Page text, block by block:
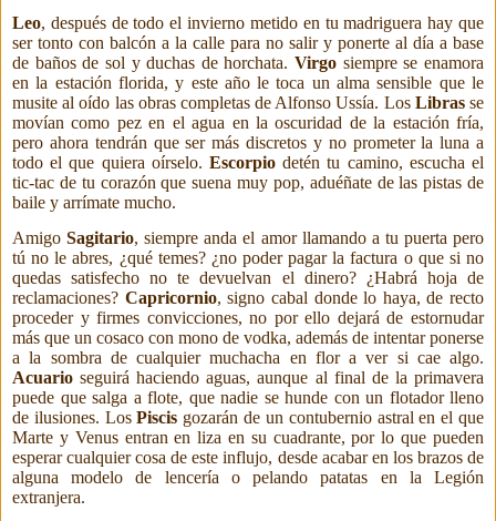
Leo, después de todo el invierno metido en tu madriguera hay que
ser tonto con balcón a la calle para no salir y ponerte al día a base
de baños de sol y duchas de horchata. Virgo siempre se enamora
en la estación florida, y este año le toca un alma sensible que le
musite al oído las obras completas de Alfonso Ussía. Los Librasse
movían como pez en el agua en la oscuridad de la estación fría,
pero ahora tendrán que ser más discretos y no prometer la luna a
todo el que quiera oírselo. Escorpio detén tu camino, escucha el
tic-tac de tu corazón que suena muy pop, aduéñate de las pistas de
baile y arrímate mucho.
AmigoSagitario, siempre anda el amor llamando a tu puerta pero
tú no le abres, ¿qué temes? ¿no poder pagar la factura o que si no
quedas satisfecho no te devuelvan el dinero? ¿Habrá hoja de
reclamaciones? Capricornio, signo cabal donde lo haya, de recto
proceder y firmes convicciones, no por ello dejará de estornudar
más que un cosaco con mono de vodka, además de intentar ponerse
a la sombra de cualquier muchacha en flor a ver si cae algo.
Acuario seguirá haciendo aguas, aunque al final de la primavera
puede que salga a flote, que nadie se hunde con un flotador lleno
de ilusiones. LosPiscis gozarán de un contubernio astral en el que
Marte y Venus entran en liza en su cuadrante, por lo que pueden
esperar cualquier cosa de este influjo, desde acabar en los brazos de
alguna modelo de lencería o pelando patatas en la Legión
extranjera.